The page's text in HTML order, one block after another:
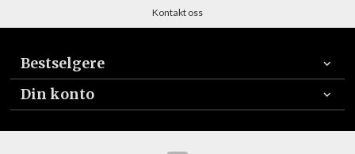
Kontakt oss
Bestselgere
Din konto